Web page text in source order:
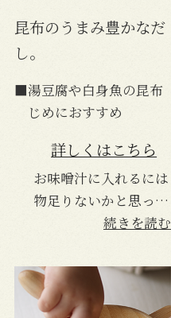
昆布のうまみ豊かなだ
し。
■湯豆腐や白身魚の昆布
じめにおすすめ
詳しくはこちら
お味噌汁に入れるには
物足りないかと思って
いましたが、とんでも
ど美味しいです。これ
からは、こちらをメイ
ンに使っていこうと思
続きを読む